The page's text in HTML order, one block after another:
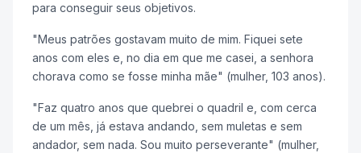
para conseguir seus objetivos.
"Meus patrões gostavam muito de mim. Fiquei sete
anos com eles e, no dia em que me casei, a senhora
chorava como se fosse minha mãe" (mulher, 103 anos).
"Faz quatro anos que quebrei o quadril e, com cerca
de um mês, já estava andando, sem muletas e sem
andador, sem nada. Sou muito perseverante" (mulher,